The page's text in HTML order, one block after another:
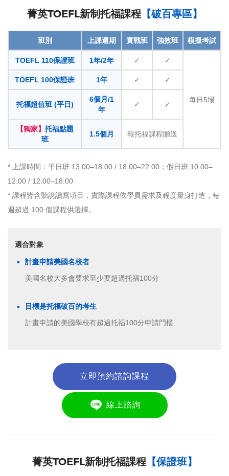
菁英TOEFL新制托福課程【破百專區】
班別 上課週期 實戰班 強效班 模擬考試
TOEFL 110保證班 1年/2年 ✓ ✓
每日5場
TOEFL 100保證班 1年 ✓ ✓
托福超值班 (平日)
6個月/1
年
✓ ✓
【獨家】 托福點題
班
1.5個月 報托福課程贈送
* 上課時間：平日班 13:00–18:00 / 18:00–22:00；假日班 10:00–
12:00 / 12:00–18:00
* 課程皆含聽說讀寫項目，實際課程依學員需求及程度量身打造，每
週超過 100 個課程供選擇。
適合對象
計畫申請美國名校者
美國名校大多會要求至少要超過托福100分
目標是托福破百的考生
計畫申請的美國學校有超過托福100分申請門檻
立即預約諮詢課程
線上諮詢
菁英TOEFL新制托福課程【保證班】